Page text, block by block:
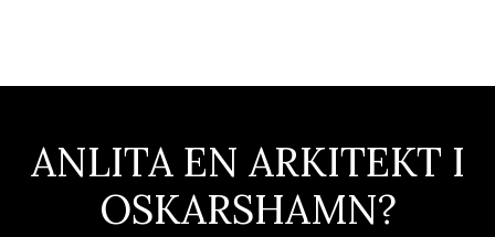
ANLITA EN ARKITEKT I
OSKARSHAMN?